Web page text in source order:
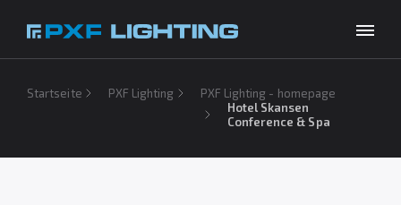
Startseite PXF Lighting
PXF Lighting - homepage
Hotel Skansen
Conference & Spa